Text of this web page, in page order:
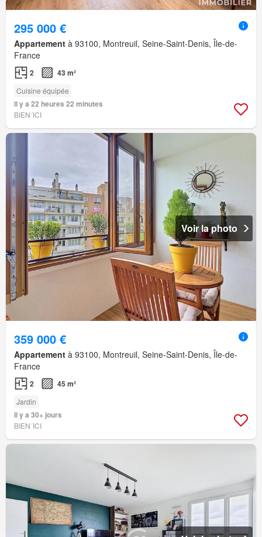
295 000 €
Appartement à 93100, Montreuil, Seine-Saint-Denis, Île-de-
France
2 43 m²
Cuisine équipée
Il y a 22 heures 22 minutes
BIEN´ICI
Voir la photo
359 000 €
Appartement à 93100, Montreuil, Seine-Saint-Denis, Île-de-
France
2 45 m²
Jardin
Il y a 30+ jours
BIEN´ICI